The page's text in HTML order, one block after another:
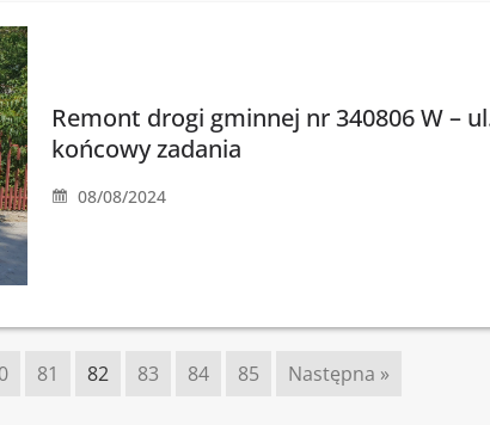
Remont drogi gminnej nr 340806 W –
końcowy zadania
08/08/2024
81 82 83 84 85 Następna »